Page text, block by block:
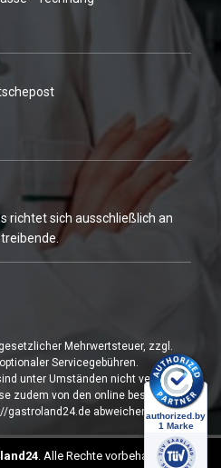
richtet sich ausschließlich an
Mehrwertsteuer, zzgl.
Servicegebühren.
unter Umständen nicht verfügbar.
zudem von den online bestellbaren
gastroland24.de abweichen.
. Alle Rechte vorbehalten.